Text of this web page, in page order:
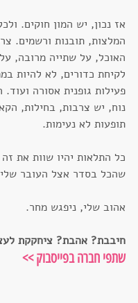
אז נכון, יש המון חוקים.
המלצות, תובנות ורשמים.
האוכל, על שתייה מרובה,
לקיחת כדורים, לא להיות
פעילות גופנית אסורה
נוח, יש צרבות, בחילות,
תופעות לא נעימות.
כל התלאות יהיו שוות את
שהכל בסדר אצל העובר
אהוב שלי, ניפגש מחר.
חיבבת? אהבת? ציחקקת
שתפי חברה בפייסבוק >>